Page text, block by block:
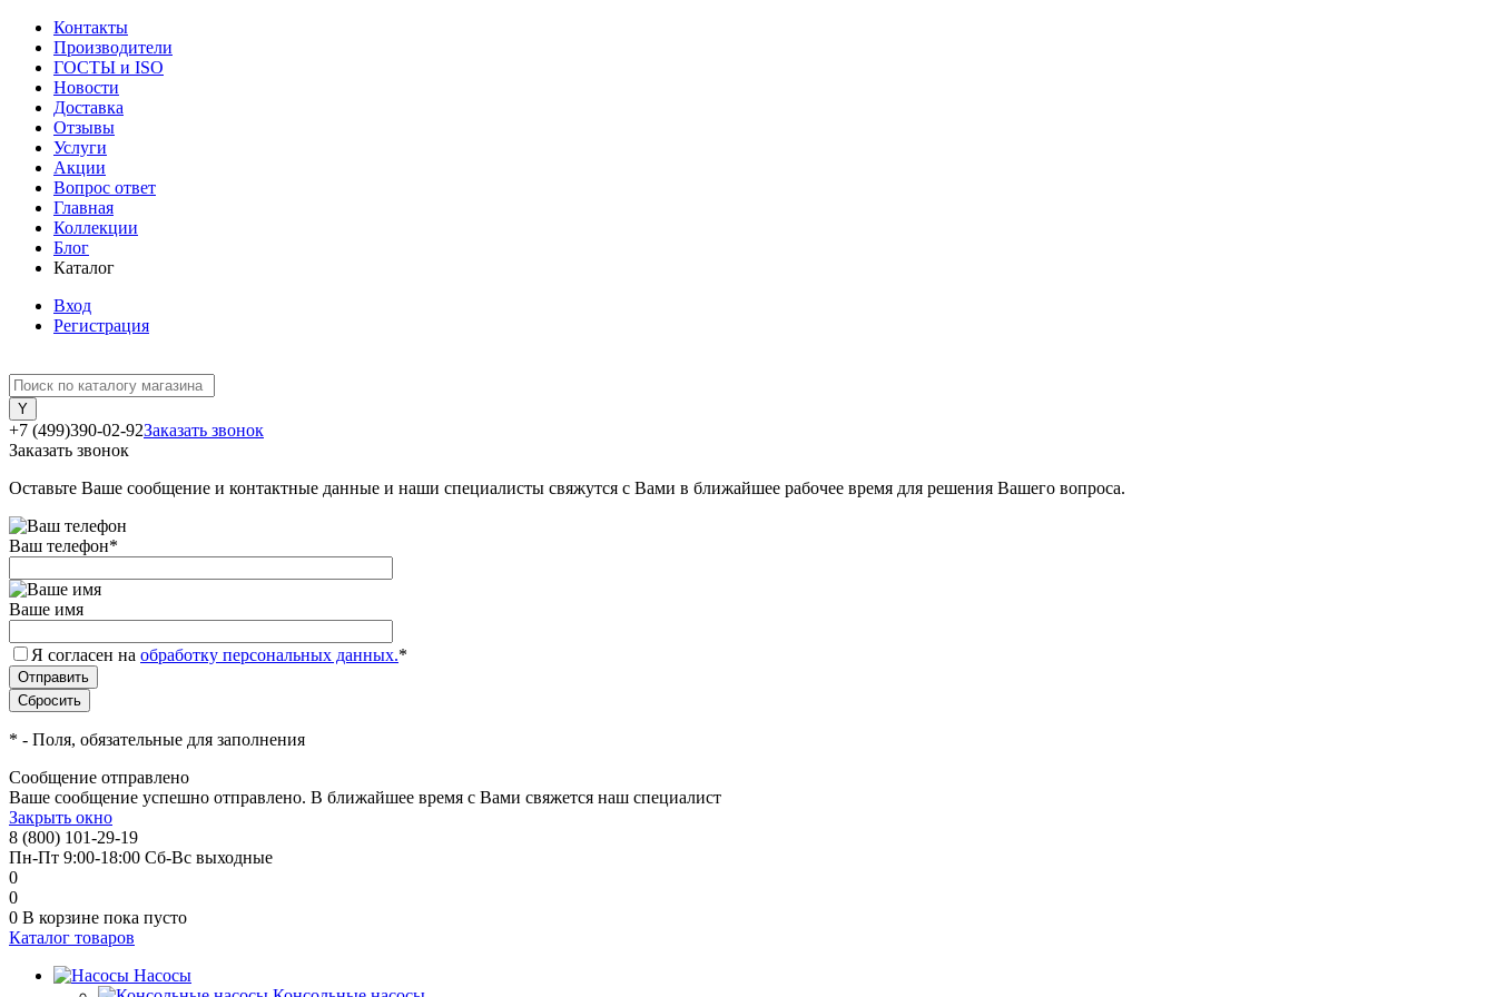
Контакты
Производители
ГОСТЫ и ISO
Новости
Доставка
Отзывы
Услуги
Акции
Вопрос ответ
Главная
Коллекции
Блог
Каталог
Вход
Регистрация
+7 (499)390-02-92Заказать звонок
Заказать звонок
Оставьте Ваше сообщение и контактные данные и наши специалисты свяжутся с Вами в ближайшее рабочее время для решения Вашего вопроса.
Ваш телефон*
Ваше имя
Я согласен на обработку персональных данных.*
* - Поля, обязательные для заполнения
Сообщение отправлено
Ваше сообщение успешно отправлено. В ближайшее время с Вами свяжется наш специалист
Закрыть окно
8 (800) 101-29-19
Пн-Пт 9:00-18:00 Сб-Вс выходные
0
0
0 В корзине пока пусто
Каталог товаров
Насосы